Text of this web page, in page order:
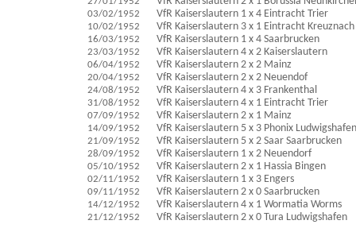
03/02/1952
10/02/1952
16/03/1952
23/03/1952
06/04/1952
20/04/1952
24/08/1952
31/08/1952
07/09/1952
14/09/1952
21/09/1952
28/09/1952
05/10/1952
02/11/1952
09/11/1952
14/12/1952
21/12/1952
VfR Kaiserslautern 1 x 4 Eintracht Trier
VfR Kaiserslautern 3 x 1 Eintracht Kreuznach
VfR Kaiserslautern 1 x 4 Saarbrucken
VfR Kaiserslautern 4 x 2 Kaiserslautern
VfR Kaiserslautern 2 x 2 Mainz
VfR Kaiserslautern 2 x 2 Neuendof
VfR Kaiserslautern 4 x 3 Frankenthal
VfR Kaiserslautern 4 x 1 Eintracht Trier
VfR Kaiserslautern 2 x 1 Mainz
VfR Kaiserslautern 5 x 3 Phonix Ludwigshafen
VfR Kaiserslautern 5 x 2 Saar Saarbrucken
VfR Kaiserslautern 1 x 2 Neuendorf
VfR Kaiserslautern 2 x 1 Hassia Bingen
VfR Kaiserslautern 1 x 3 Engers
VfR Kaiserslautern 2 x 0 Saarbrucken
VfR Kaiserslautern 4 x 1 Wormatia Worms
VfR Kaiserslautern 2 x 0 Tura Ludwigshafen